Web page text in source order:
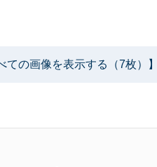
ての画像を表示する（7枚）】